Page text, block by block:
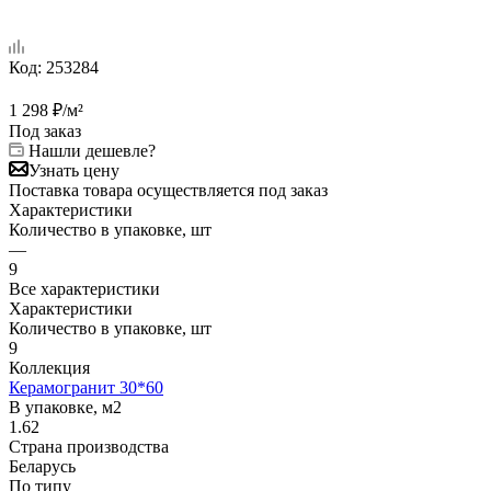
Код: 253284
1 298 ₽/м²
Под заказ
Нашли дешевле?
Узнать цену
Поставка товара осуществляется под заказ
Характеристики
Количество в упаковке, шт
—
9
Все характеристики
Характеристики
Количество в упаковке, шт
9
Коллекция
Керамогранит 30*60
В упаковке, м2
1.62
Страна производства
Беларусь
По типу